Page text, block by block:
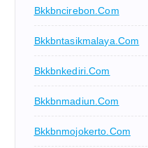
Bkkbncirebon.com
Bkkbntasikmalaya.com
Bkkbnkediri.com
Bkkbnmadiun.com
Bkkbnmojokerto.com